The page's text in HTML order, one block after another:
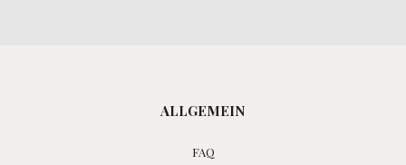
ALLGEMEIN
FAQ